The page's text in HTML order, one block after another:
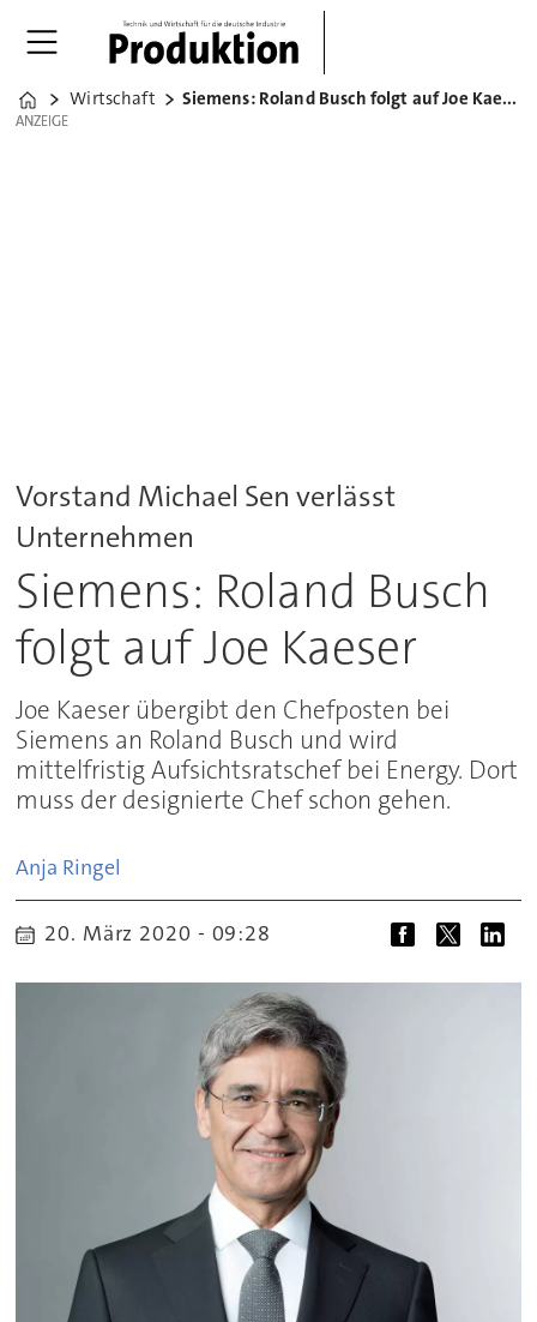
Home
Wirtschaft Siemens: Roland Busch folgt auf Joe Kaeser
ANZEIGE
ANZEIGE
Vorstand Michael Sen verlässt
Unternehmen
Siemens: Roland Busch
folgt auf Joe Kaeser
Joe Kaeser übergibt den Chefposten bei
Siemens an Roland Busch und wird
mittelfristig Aufsichtsratschef bei Energy. Dort
muss der designierte Chef schon gehen.
Anja Ringel
20. März 2020 - 09:28